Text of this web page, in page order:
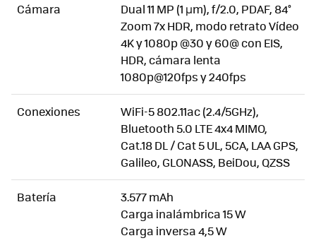
Cámara
Dual 11 MP (1 µm), f/2.0, PDAF, 84°
Zoom 7x HDR, modo retrato Vídeo
4K y 1080p @30 y 60@ con EIS,
HDR, cámara lenta
1080p@120fps y 240fps
Conexiones
WiFi-5 802.11ac (2.4/5GHz),
Bluetooth 5.0 LTE 4x4 MIMO,
Cat.18 DL / Cat 5 UL, 5CA, LAA GPS,
Galileo, GLONASS, BeiDou, QZSS
Batería
3.577 mAh
Carga inalámbrica 15 W
Carga inversa 4,5 W